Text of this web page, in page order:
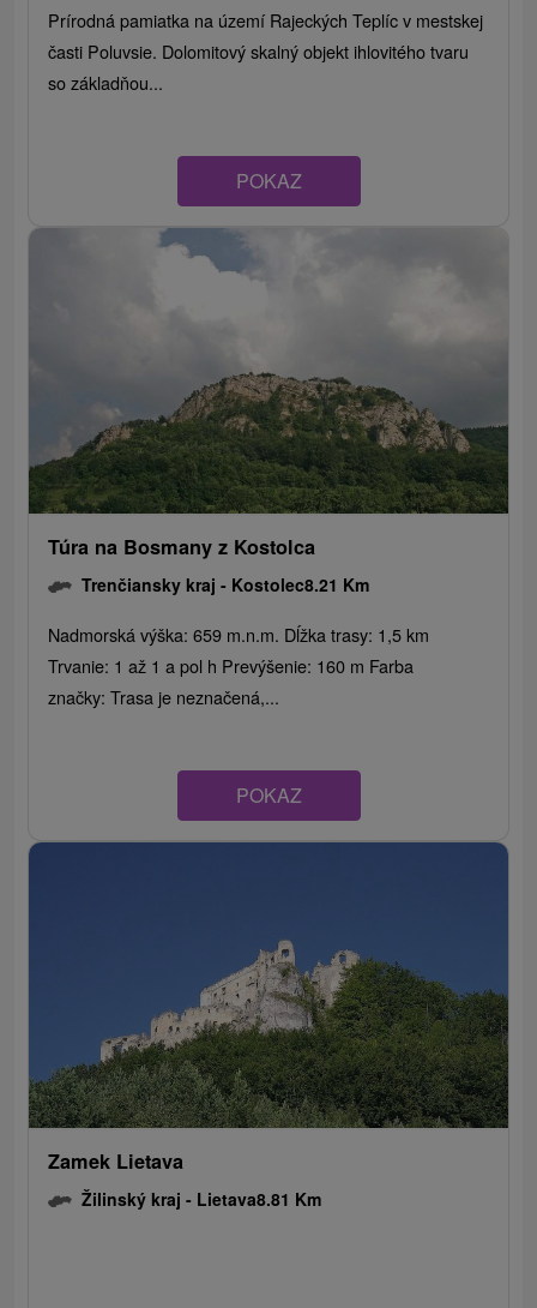
Prírodná pamiatka na území Rajeckých Teplíc v mestskej
časti Poluvsie. Dolomitový skalný objekt ihlovitého tvaru
so základňou...
POKAZ
Túra na Bosmany z Kostolca
Trenčiansky kraj - Kostolec8.21 Km
Nadmorská výška: 659 m.n.m. Dĺžka trasy: 1,5 km
Trvanie: 1 až 1 a pol h Prevýšenie: 160 m Farba
značky: Trasa je neznačená,...
POKAZ
Zamek Lietava
Žilinský kraj - Lietava8.81 Km